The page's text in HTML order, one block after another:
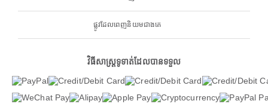
ផ្លូវដែលពេញនិយមជាងគេ
វិធីសាស្ត្រទូទាត់ដែលបានទទួល